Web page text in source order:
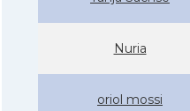
Nuria
oriol mossi